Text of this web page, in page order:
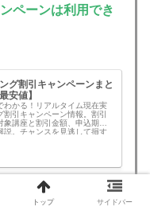
ペーンは利用でき
グ割引キャンペーンまと
安値】
わかる！リアルタイム現在実
引キャンペーン情報。割引
象講座と割引金額、申込期限
説。チャンスを見逃して損す
中小企業診断士、行政書士、
管/管業/賃管士、情報処理技術
ペーンの年間回数と割引額目
トップ サイドバー